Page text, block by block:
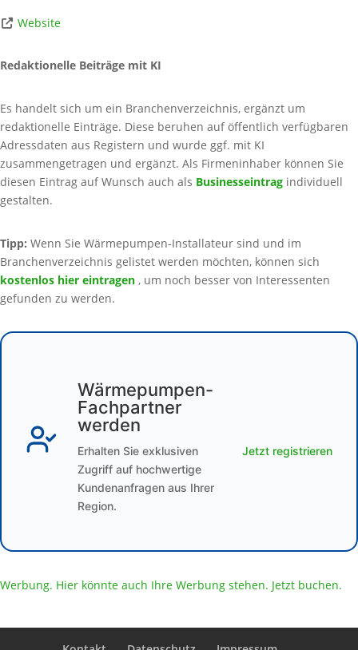
Website
Redaktionelle Beiträge mit KI
Es handelt sich um ein Branchenverzeichnis, ergänzt um
redaktionelle Einträge. Diese beruhen auf öffentlich verfügbaren
Adressdaten aus Registern und wurde ggf. mit KI
zusammengetragen und ergänzt. Als Firmeninhaber können Sie
diesen Eintrag auf Wunsch auch als Businesseintrag individuell
gestalten.
Tipp: Wenn Sie Wärmepumpen-Installateur sind und im
Branchenverzeichnis gelistet werden möchten, können sich
kostenlos hier eintragen , um noch besser von Interessenten
gefunden zu werden.
Wärmepumpen-
Fachpartner
werden
Erhalten Sie exklusiven
Zugriff auf hochwertige
Kundenanfragen aus Ihrer
Region.
Jetzt registrieren
Werbung. Hier könnte auch Ihre Werbung stehen. Jetzt buchen.